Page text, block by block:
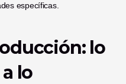
específicas.
lo
lo